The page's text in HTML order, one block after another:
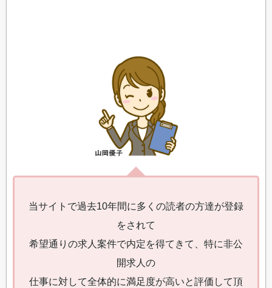
当サイトで過去10年間に多くの読者の方達が登録
をされて
希望通りの求人案件で内定を得てきて、特に非公
開求人の
仕事に対して全体的に満足度が高いと評価して頂